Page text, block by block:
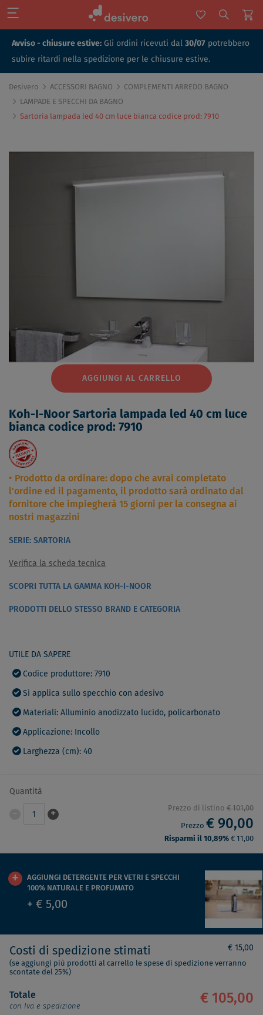
Avviso - chiusure estive: Gli ordini ricevuti dal 30/07 potrebbero
subire ritardi nella spedizione per le chiusure estive.
Desivero ACCESSORI BAGNO
COMPLEMENTI ARREDO BAGNO
LAMPADE E SPECCHI DA BAGNO
Sartoria lampada led 40 cm luce bianca codice prod: 7910
AGGIUNGI AL CARRELLO
Koh-I-Noor Sartoria lampada led 40 cm luce
bianca codice prod: 7910
Prodotto da ordinare: dopo che avrai completato
l'ordine ed il pagamento, il prodotto sarà ordinato dal
fornitore che impiegherà 15 giorni per la consegna ai
nostri magazzini
SERIE: SARTORIA
Verifica la scheda tecnica
SCOPRI TUTTA LA GAMMA KOH-I-NOOR
PRODOTTI DELLO STESSO BRAND E CATEGORIA
UTILE DA SAPERE
Codice produttore: 7910
Si applica sullo specchio con adesivo
Materiali: Alluminio anodizzato lucido, policarbonato
Applicazione: Incollo
Larghezza (cm): 40
Quantità
1 +
Prezzo di listino € 101,00
Prezzo € 90,00
Risparmi il 10,89% € 11,00
AGGIUNGI DETERGENTE PER VETRI E SPECCHI
100% NATURALE E PROFUMATO
+ € 5,00
Costi di spedizione stimati € 15,00
(se aggiungi più prodotti al carrello le spese di spedizione verranno
scontate del 25%)
Totale
con Iva e spedizione
€ 105,00